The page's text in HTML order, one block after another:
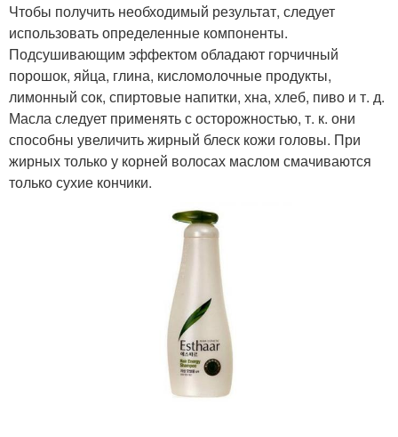
Чтобы получить необходимый результат, следует
использовать определенные компоненты.
Подсушивающим эффектом обладают горчичный
порошок, яйца, глина, кисломолочные продукты,
лимонный сок, спиртовые напитки, хна, хлеб, пиво и т. д.
Масла следует применять с осторожностью, т. к. они
способны увеличить жирный блеск кожи головы. При
жирных только у корней волосах маслом смачиваются
только сухие кончики.